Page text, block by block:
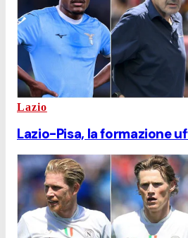
Lazio
Lazio-Pisa, la formazione